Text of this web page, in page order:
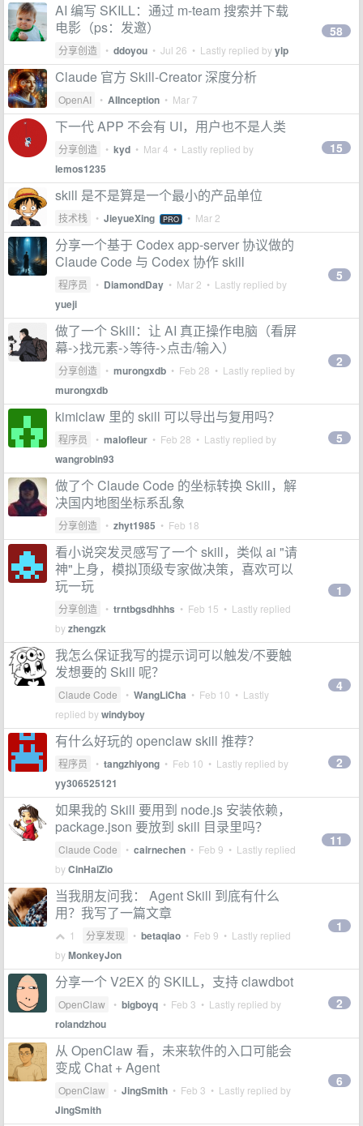
AI 编写 SKILL：通过 m-team 搜索并下载
电影（ps：发邀）
分享创造 • ddoyou • Jul 26 • Lastly replied byylp
58
Claude 官方 Skill-Creator 深度分析
OpenAI • AIInception • Mar 7
下一代 APP 不会有 UI，用户也不是人类
分享创造 • kyd • Mar 4 • Lastly replied by
lemos1235
15
skill 是不是算是一个最小的产品单位
技术栈 • JieyueXing PRO • Mar 2
分享一个基于 Codex app-server 协议做的
Claude Code 与 Codex 协作 skill
程序员 • DiamondDay • Mar 2 • Lastly replied by
yueji
5
做了一个 Skill：让 AI 真正操作电脑（看屏
幕->找元素->等待->点击/输入）
分享创造 • murongxdb • Feb 28 • Lastly replied by
murongxdb
2
kimiclaw 里的 skill 可以导出与复用吗？
程序员 • malofleur • Feb 28 • Lastly replied by
wangrobin93
5
做了个 Claude Code 的坐标转换 Skill，解
决国内地图坐标系乱象
分享创造 • zhyt1985 • Feb 18
看小说突发灵感写了一个 skill，类似 ai "请
神"上身，模拟顶级专家做决策，喜欢可以
玩一玩
分享创造 • trntbgsdhhhs • Feb 15 • Lastly replied
byzhengzk
1
我怎么保证我写的提示词可以触发/不要触
发想要的 Skill 呢？
Claude Code • WangLiCha • Feb 10 • Lastly
replied bywindyboy
4
有什么好玩的 openclaw skill 推荐？
程序员 • tangzhiyong • Feb 10 • Lastly replied by
yy306525121
2
如果我的 Skill 要用到 node.js 安装依赖，
package.json 要放到 skill 目录里吗？
Claude Code • cairnechen • Feb 9 • Lastly replied
byCinHaiZio
11
当我朋友问我： Agent Skill 到底有什么
用？我写了一篇文章
1 分享发现 • betaqiao • Feb 9 • Lastly replied
byMonkeyJon
1
分享一个 V2EX 的 SKILL，支持 clawdbot
OpenClaw • bigboyq • Feb 3 • Lastly replied by
rolandzhou
2
从 OpenClaw 看，未来软件的入口可能会
变成 Chat + Agent
OpenClaw • JingSmith • Feb 3 • Lastly replied by
JingSmith
6